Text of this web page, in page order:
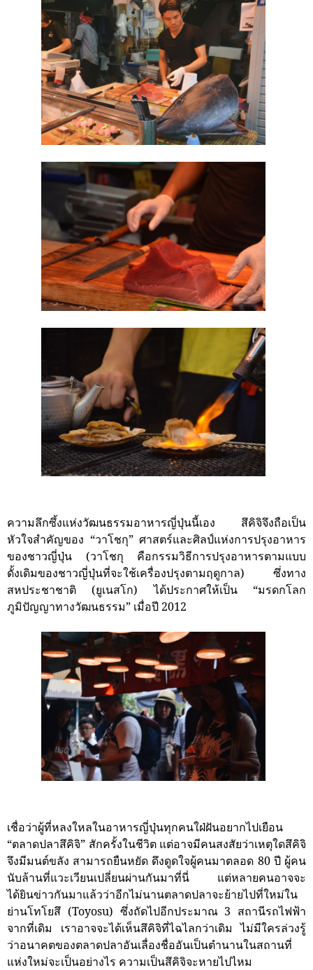
ความลึกซึ้งแห่งวัฒนธรรมอาหารญี่ปุ่นนี้เอง สึคิจิจึงถือเป็น
หัวใจสำคัญของ “วาโชกุ” ศาสตร์และศิลป์แห่งการปรุงอาหาร
ของชาวญี่ปุ่น (วาโชกุ คือกรรมวิธีการปรุงอาหารตามแบบ
ดั้งเดิมของชาวญี่ปุ่นที่จะใช้เครื่องปรุงตามฤดูกาล) ซึ่งทาง
สหประชาชาติ (ยูเนสโก) ได้ประกาศให้เป็น “มรดกโลก
ภูมิปัญญาทางวัฒนธรรม” เมื่อปี 2012
เชื่อว่าผู้ที่หลงใหลในอาหารญี่ปุ่นทุกคนใฝ่ฝันอยากไปเยือน
“ตลาดปลาสึคิจิ” สักครั้งในชีวิต แต่อาจมีคนสงสัยว่าเหตุใดสึคิจิ
จึงมีมนต์ขลัง สามารถยืนหยัด ดึงดูดใจผู้คนมาตลอด 80 ปี ผู้คน
นับล้านที่แวะเวียนเปลี่ยนผ่านกันมาที่นี่ แต่หลายคนอาจจะ
ได้ยินข่าวกันมาแล้วว่าอีกไม่นานตลาดปลาจะย้ายไปที่ใหม่ใน
ย่านโทโยสึ (Toyosu) ซึ่งถัดไปอีกประมาณ 3 สถานีรถไฟฟ้า
จากที่เดิม เราอาจจะได้เห็นสึคิจิที่ไฉไลกว่าเดิม ไม่มีใครล่วงรู้
ว่าอนาคตของตลาดปลาอันเลื่องชื่ออันเป็นตำนานในสถานที่
แห่งใหม่จะเป็นอย่างไร ความเป็นสึคิจิจะหายไปไหม